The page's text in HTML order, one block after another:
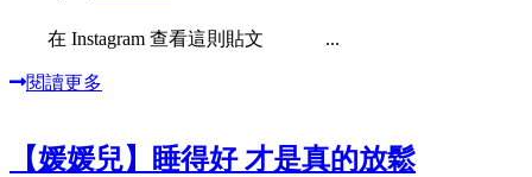
在 Instagram 查看這則貼文 ...
閱讀更多
【媛媛兒】睡得好 才是真的放鬆